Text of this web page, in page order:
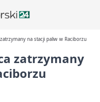
na stacji paliw w Raciborzu
zatrzymany